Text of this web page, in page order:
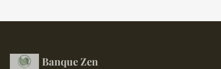
Banque Zen